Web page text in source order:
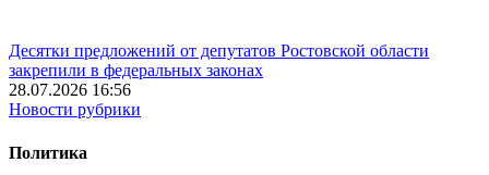
Десятки предложений от депутатов Ростовской области
закрепили в федеральных законах
28.07.2026 16:56
Новости рубрики
Политика